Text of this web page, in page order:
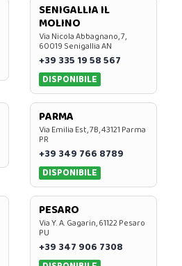
SENIGALLIA IL
MOLINO
Via Nicola Abbagnano, 7,
60019 Senigallia AN
+39 335 19 58 567
DISPONIBILE
PARMA
Via Emilia Est, 7B, 43121 Parma
PR
+39 349 766 8789
DISPONIBILE
PESARO
Via Y. A. Gagarin, 61122 Pesaro
PU
+39 347 906 7308